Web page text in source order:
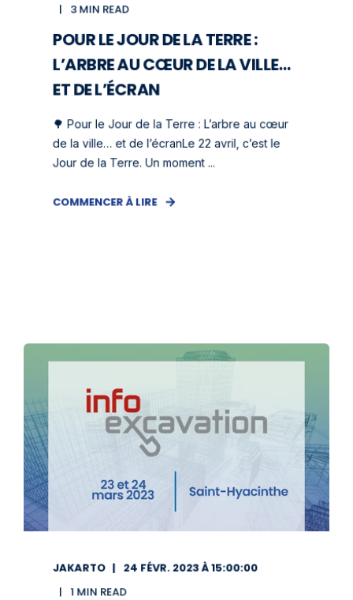
3 MIN READ
POUR LE JOUR DE LA TERRE :
L’ARBRE AU CŒUR DE LA VILLE…
ET DE L’ÉCRAN
🌳 Pour le Jour de la Terre : L’arbre au cœur
de la ville… et de l’écranLe 22 avril, c’est le
Jour de la Terre. Un moment ...
COMMENCER À LIRE
JAKARTO
24 FÉVR. 2023 À 15:00:00
1 MIN READ